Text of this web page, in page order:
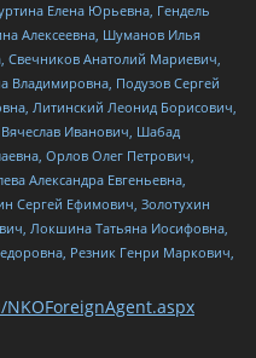
Елена Юрьевна, Гендель
Алексеевна, Шуманов Илья
Свечников Анатолий Мариевич,
Подузов Сергей
Литинский Леонид Борисович,
Иванович, Шабад
Орлов Олег Петрович,
Александра Евгеньевна,
Сергей Ефимович, Золотухин
Локшина Татьяна Иосифовна,
Резник Генри Маркович,